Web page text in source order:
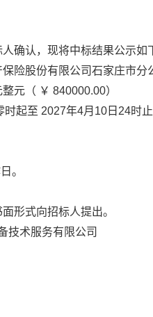
确认，现将中标结果公示如
险股份有限公司石家庄市分
元（ ￥ 840000.00）
时起至 2027年4月10日24时
。
形式向招标人提出。
技术服务有限公司